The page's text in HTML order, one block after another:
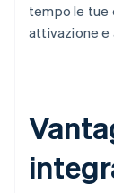
tempo le tue
attivazione e